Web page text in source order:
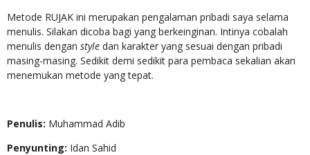
Metode RUJAK ini merupakan pengalaman pribadi saya selama
menulis. Silakan dicoba bagi yang berkeinginan. Intinya cobalah
menulis dengan style dan karakter yang sesuai dengan pribadi
masing-masing. Sedikit demi sedikit para pembaca sekalian akan
menemukan metode yang tepat.
Penulis: Muhammad Adib
Penyunting: Idan Sahid